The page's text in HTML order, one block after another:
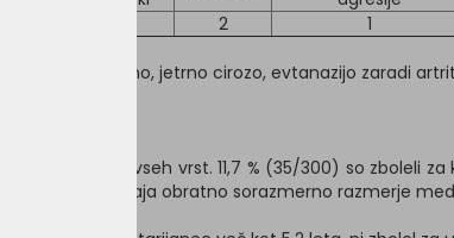
2
1
ledvično, spinalno, jetrno cirozo, evtanazijo zaradi
so bila vnetja vseh vrst. 11,7 % (35/300) so
(sedem). Obstaja obratno sorazmerno razmerje